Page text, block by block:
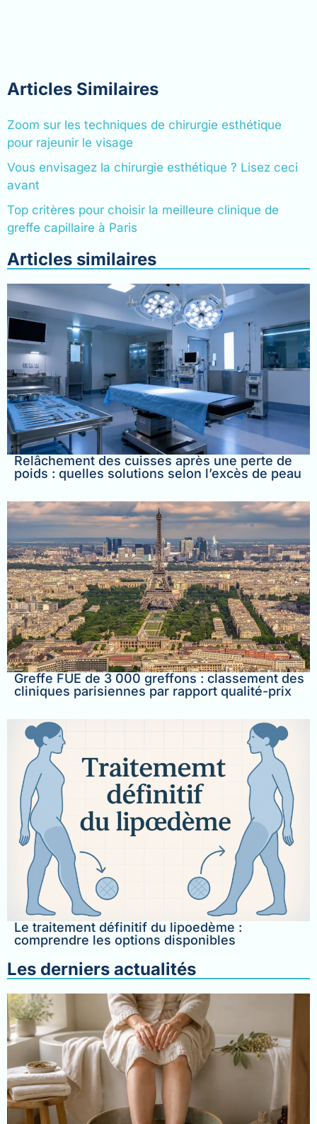
Articles Similaires
Zoom sur les techniques de chirurgie esthétique
pour rajeunir le visage
Vous envisagez la chirurgie esthétique ? Lisez ceci
avant
Top critères pour choisir la meilleure clinique de
greffe capillaire à Paris
Articles similaires
Relâchement des cuisses après une perte de
poids : quelles solutions selon l’excès de peau
Greffe FUE de 3 000 greffons : classement des
cliniques parisiennes par rapport qualité-prix
Le traitement définitif du lipoedème :
comprendre les options disponibles
Les derniers actualités